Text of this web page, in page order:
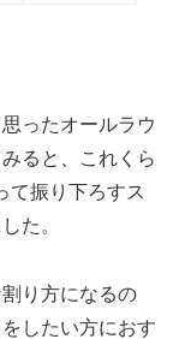
ったオールラウ
ると、これくら
て振り下ろすス
た。
り方になるの
をしたい方におす